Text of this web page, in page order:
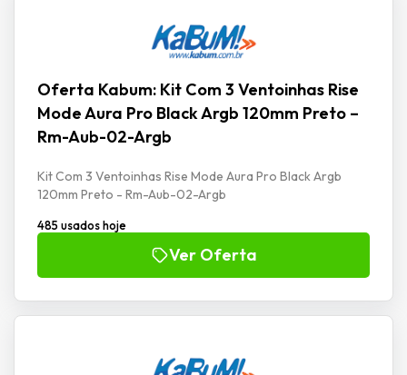
Oferta Kabum: Kit Com 3 Ventoinhas Rise
Mode Aura Pro Black Argb 120mm Preto –
Rm-Aub-02-Argb
Kit Com 3 Ventoinhas Rise Mode Aura Pro Black Argb
120mm Preto - Rm-Aub-02-Argb
485 usados hoje
Ver Oferta